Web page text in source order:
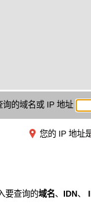
询的域名或 IP 地址
您的 IP 地址
要查询的域名、 IDN、